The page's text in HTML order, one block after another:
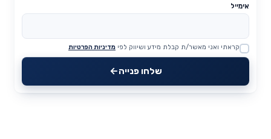
אימייל
Website
קראתי ואני מאשר/ת קבלת מידע ושיווק לפי מדיניות הפרטיות
שלחו פנייה